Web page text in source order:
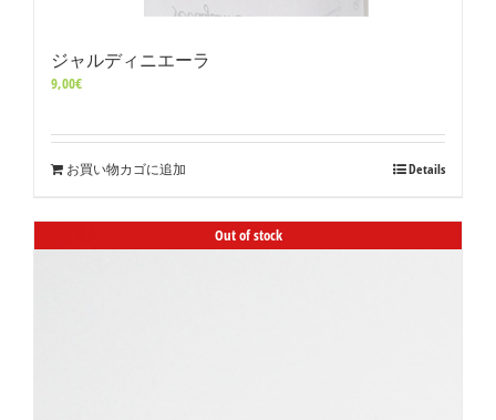
ジャルディニエーラ
9,00€
お買い物カゴに追加 Details
Out of stock